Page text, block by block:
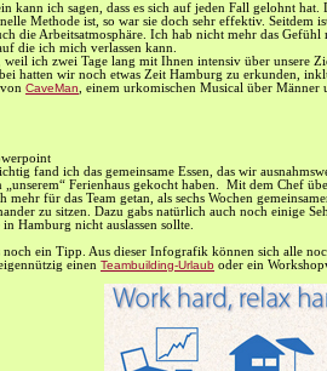
kann ich sagen, dass es sich auf jeden Fall gelohnt hat.
Methode ist, so war sie doch sehr effektiv. Seitdem
die Arbeitsatmosphäre. Ich hab nicht mehr das
die ich mich verlassen kann.
weil ich zwei Tage lang mit Ihnen intensiv über unsere
hatten wir noch etwas Zeit Hamburg zu erkunden,
CaveMan , einem urkomischen Musical über Männer
fand ich das gemeinsame Essen, das wir
„unserem“ Ferienhaus gekocht haben. Mit dem Chef
mehr für das Team getan, als sechs Wochen
zu sitzen. Dazu gabs natürlich auch noch einige
in Hamburg nicht auslassen sollte.
noch ein Tipp. Aus dieser Infografik können sich alle
einen Teambuilding-Urlaub oder ein